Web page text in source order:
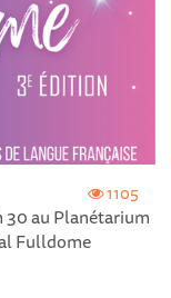
1105
30 au Planétarium
Fulldome